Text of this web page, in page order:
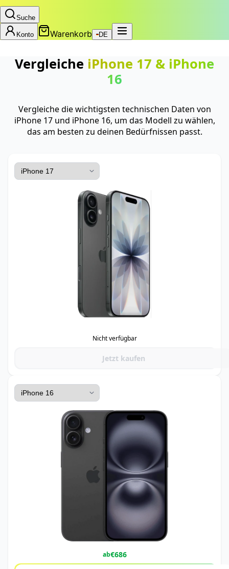
Suche
Konto Warenkorb DE
Vergleiche iPhone 17 & iPhone
16
Vergleiche die wichtigsten technischen Daten von
iPhone 17 und iPhone 16, um das Modell zu wählen,
das am besten zu deinen Bedürfnissen passt.
Nicht verfügbar
Jetzt kaufen
ab€686